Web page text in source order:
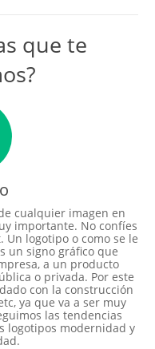
que te
cualquier imagen en
importante. No confíes
Un logotipo o como se le
un signo gráfico que
a un producto
o privada. Por este
con la construcción
ya que va a ser muy
las tendencias
logotipos modernidad y